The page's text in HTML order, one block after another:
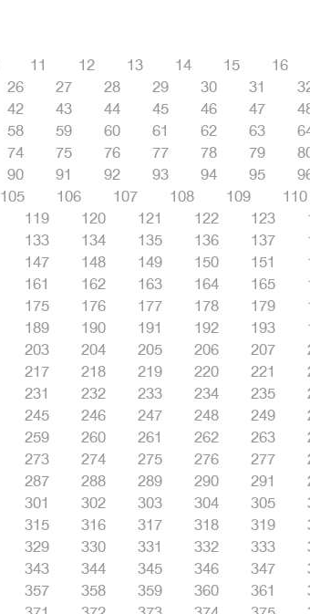
11 12 13 14 15
16
26 27 28 29 30 31
42 43 44 45 46 47
58 59 60 61 62 63
74 75 76 77 78 79
90 91 92 93 94 95
105 106 107 108 109
110
119 120 121 122 123
133 134 135 136 137
147 148 149 150 151
161 162 163 164 165
175 176 177 178 179
189 190 191 192 193
203 204 205 206 207
217 218 219 220 221
231 232 233 234 235
245 246 247 248 249
259 260 261 262 263
273 274 275 276 277
287 288 289 290 291
301 302 303 304 305
315 316 317 318 319
329 330 331 332 333
343 344 345 346 347
357 358 359 360 361